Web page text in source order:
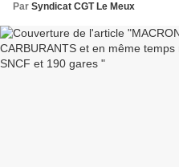
Par Syndicat CGT Le Meux